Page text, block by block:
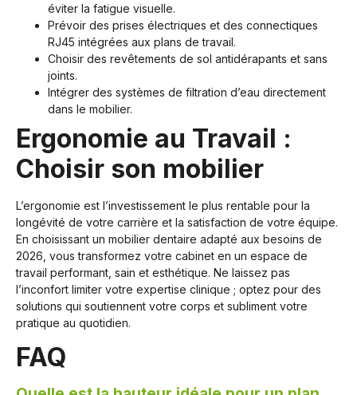
éviter la fatigue visuelle.
Prévoir des prises électriques et des connectiques
RJ45 intégrées aux plans de travail.
Choisir des revêtements de sol antidérapants et sans
joints.
Intégrer des systèmes de filtration d’eau directement
dans le mobilier.
Ergonomie au Travail :
Choisir son mobilier
L’ergonomie est l’investissement le plus rentable pour la
longévité de votre carrière et la satisfaction de votre équipe.
En choisissant un mobilier dentaire adapté aux besoins de
2026, vous transformez votre cabinet en un espace de
travail performant, sain et esthétique. Ne laissez pas
l’inconfort limiter votre expertise clinique ; optez pour des
solutions qui soutiennent votre corps et subliment votre
pratique au quotidien.
FAQ